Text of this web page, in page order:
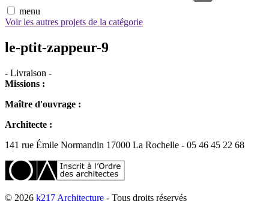
menu
Voir les autres projets de la catégorie
le-ptit-zappeur-9
- Livraison -
Missions :
Maître d'ouvrage :
Architecte :
141 rue Émile Normandin 17000 La Rochelle - 05 46 45 22 68
© 2026 k217 Architecture - Tous droits réservés